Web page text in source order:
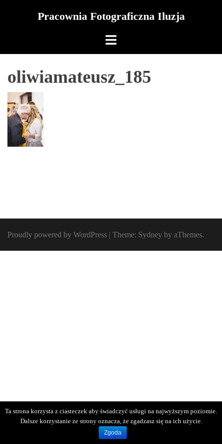
Pracownia Fotograficzna Iluzja
oliwiamateusz_185
Proudly powered by WordPress | Theme: Sydney by aThemes.
Ta strona korzysta z ciasteczek aby świadczyć usługi na najwyższym poziomie.
Dalsze korzystanie ze strony oznacza, że zgadzasz się na ich użycie.
Zgoda